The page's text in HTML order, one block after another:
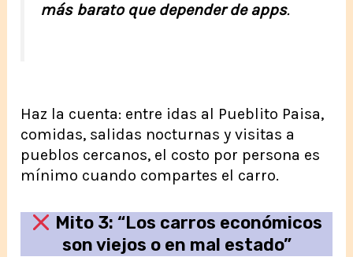
más barato que depender de apps.
Haz la cuenta: entre idas al Pueblito Paisa,
comidas, salidas nocturnas y visitas a
pueblos cercanos, el costo por persona es
mínimo cuando compartes el carro.
Mito 3: “Los carros económicos
son viejos o en mal estado”